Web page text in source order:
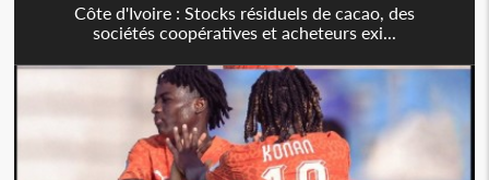
Côte d'Ivoire : Stocks résiduels de cacao, des
sociétés coopératives et acheteurs exi...